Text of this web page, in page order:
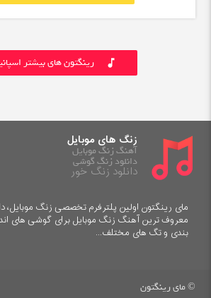
music_note رینگتون های بیشتر
زنگ های موبایل
آهنگ زنگ موبایل
دانلود زنگ گوشی
دانلود زنگ خور
مای رینگتون اولین پلترفرم تخصصی زنگ موبایل،
معروف ترین آهنگ زنگ موبایل برای گوشی های
بندی و تگ های مختلف...
© مای رینگتون